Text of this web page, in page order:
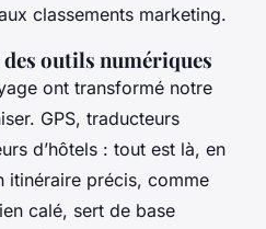
classements marketing.
outils numériques
ont transformé notre
GPS, traducteurs
d’hôtels : tout est là, en
itinéraire précis, comme
calé, sert de base